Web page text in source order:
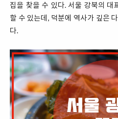
집을 찾을 수 있다. 서울 강북의 대
할 수 있는데, 덕분에 역사가 깊은
다.